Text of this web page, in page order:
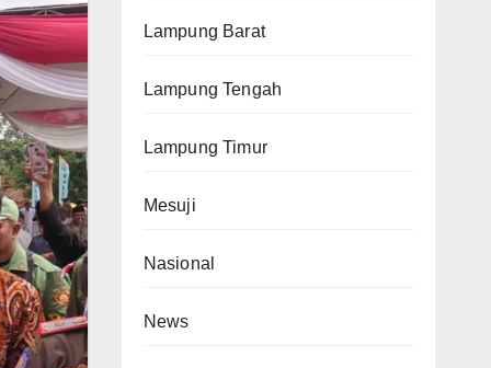
Lampung Barat
Lampung Tengah
Lampung Timur
Mesuji
Nasional
News